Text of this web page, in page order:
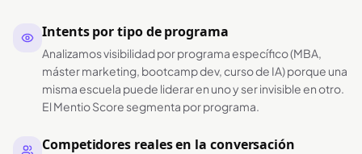
Intents por tipo de programa
Analizamos visibilidad por programa específico (MBA,
máster marketing, bootcamp dev, curso de IA) porque una
misma escuela puede liderar en uno y ser invisible en otro.
El Mentio Score segmenta por programa.
Competidores reales en la conversación